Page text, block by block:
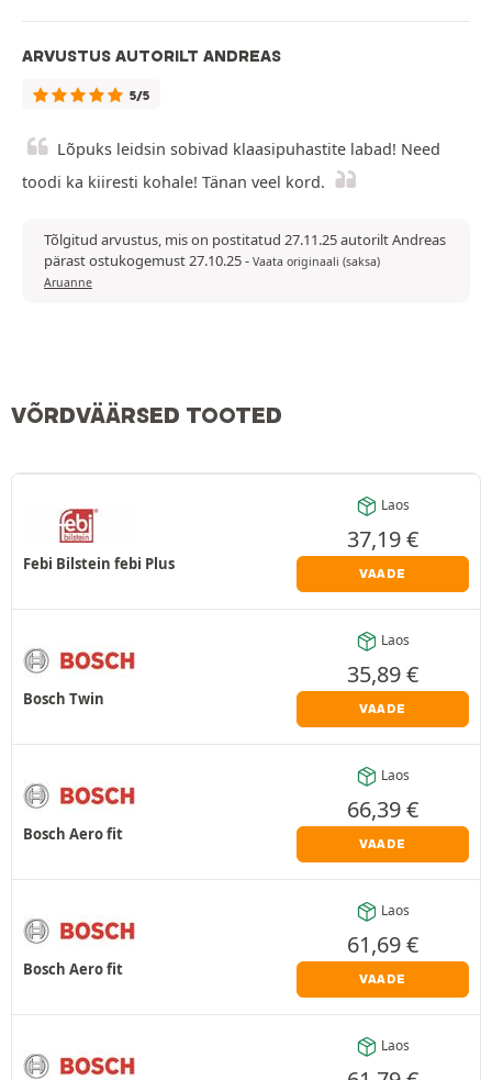
ARVUSTUS AUTORILT ANDREAS
5/5
Lõpuks leidsin sobivad klaasipuhastite labad! Need
toodi ka kiiresti kohale! Tänan veel kord.
Tõlgitud arvustus, mis on postitatud 27.11.25 autorilt Andreas
pärast ostukogemust 27.10.25- Vaata originaali (saksa)
Aruanne
VÕRDVÄÄRSED TOOTED
Febi Bilstein febi Plus
Laos
37,19€
VAADE
Bosch Twin
Laos
35,89€
VAADE
Bosch Aero fit
Laos
66,39€
VAADE
Bosch Aero fit
Laos
61,69€
VAADE
Laos